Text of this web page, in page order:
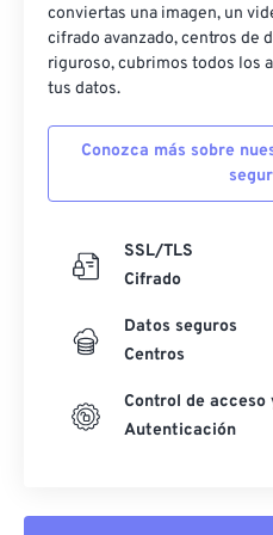
conviertas una imagen, un
cifrado avanzado, centros de
riguroso, cubrimos todos los
tus datos.
Conozca más sobre
SSL/TLS
Cifrado
Datos seguros
Centros
Control de acceso
Autenticación